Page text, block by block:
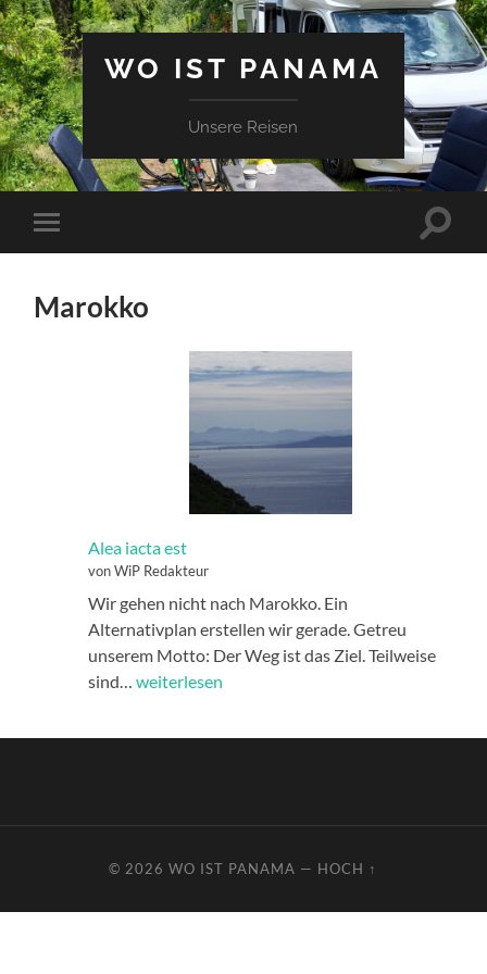
WO IST PANAMA
Unsere Reisen
Mobile-
Menü
Marokko
Alea iacta est
von WiP Redakteur
Wir gehen nicht nach Marokko. Ein
Alternativplan erstellen wir gerade. Getreu
unserem Motto: Der Weg ist das Ziel. Teilweise
sind…Alea
weiterlesen
© 2026WO IST PANAMA — HOCH ↑